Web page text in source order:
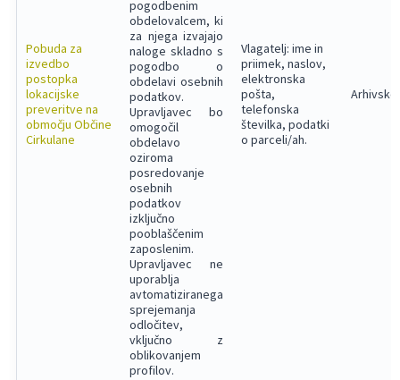
Pobuda za
izvedbo
postopka
lokacijske
preveritve na
območju Občine
Cirkulane
pogodbenim
obdelovalcem, ki
za njega izvajajo
naloge skladno s
pogodbo o
obdelavi osebnih
podatkov.
Upravljavec bo
omogočil
obdelavo
oziroma
posredovanje
osebnih
podatkov
izključno
pooblaščenim
zaposlenim.
Upravljavec ne
uporablja
avtomatiziranega
sprejemanja
odločitev,
vključno z
oblikovanjem
profilov.
Vlagatelj: ime in
priimek, naslov,
elektronska
pošta,
telefonska
številka, podatki
o parceli/ah.
Arhivsko